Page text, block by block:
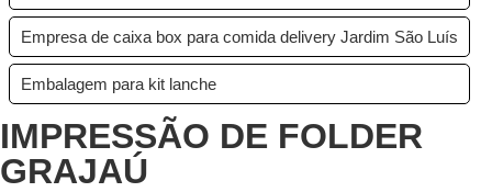
Empresa de caixa box para comida delivery Jardim São Luís
Embalagem para kit lanche
IMPRESSÃO DE FOLDER
GRAJAÚ